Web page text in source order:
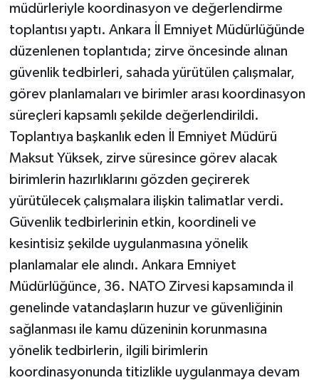
müdürleriyle koordinasyon ve değerlendirme
toplantısı yaptı. Ankara İl Emniyet Müdürlüğünde
düzenlenen toplantıda; zirve öncesinde alınan
güvenlik tedbirleri, sahada yürütülen çalışmalar,
görev planlamaları ve birimler arası koordinasyon
süreçleri kapsamlı şekilde değerlendirildi.
Toplantıya başkanlık eden İl Emniyet Müdürü
Maksut Yüksek, zirve süresince görev alacak
birimlerin hazırlıklarını gözden geçirerek
yürütülecek çalışmalara ilişkin talimatlar verdi.
Güvenlik tedbirlerinin etkin, koordineli ve
kesintisiz şekilde uygulanmasına yönelik
planlamalar ele alındı. Ankara Emniyet
Müdürlüğünce, 36. NATO Zirvesi kapsamında il
genelinde vatandaşların huzur ve güvenliğinin
sağlanması ile kamu düzeninin korunmasına
yönelik tedbirlerin, ilgili birimlerin
koordinasyonunda titizlikle uygulanmaya devam
İş Dünyası
Jandarma
KÜLTÜR SANAT
MAGAZİN
Otomobil
POLİTİKA
Sağlık
SİYASET
SPOR HABERLERİ